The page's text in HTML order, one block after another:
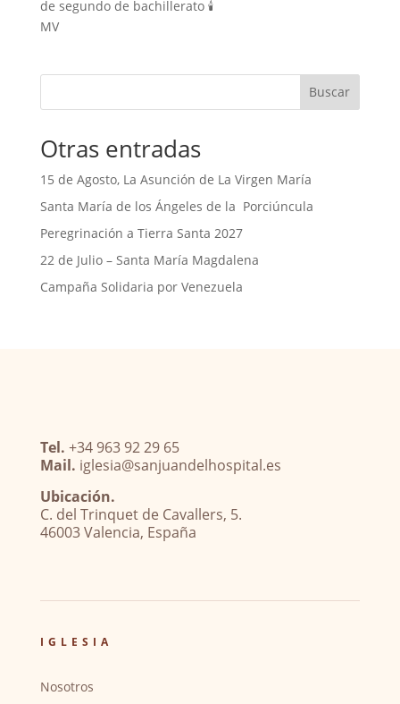
de segundo de bachillerato 🕯️
MV
Buscar
Otras entradas
15 de Agosto, La Asunción de La Virgen María
Santa María de los Ángeles de la Porciúncula
Peregrinación a Tierra Santa 2027
22 de Julio – Santa María Magdalena
Campaña Solidaria por Venezuela
Tel. +34 963 92 29 65
Mail. iglesia@sanjuandelhospital.es
Ubicación.
C. del Trinquet de Cavallers, 5.
46003 Valencia, España
IGLESIA
Nosotros